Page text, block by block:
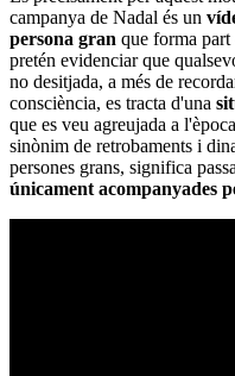
campanya de Nadal és un
persona gran que forma
pretén evidenciar que
no desitjada, a més de
consciència, es tracta d'una
que es veu agreujada a
sinònim de retrobaments i
persones grans, significa
únicament acompanyades